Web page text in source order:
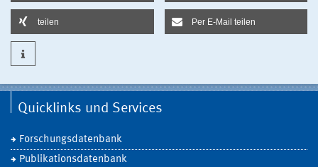
teilen Per E-Mail teilen
Quicklinks und Services
Forschungsdatenbank
Publikationsdatenbank